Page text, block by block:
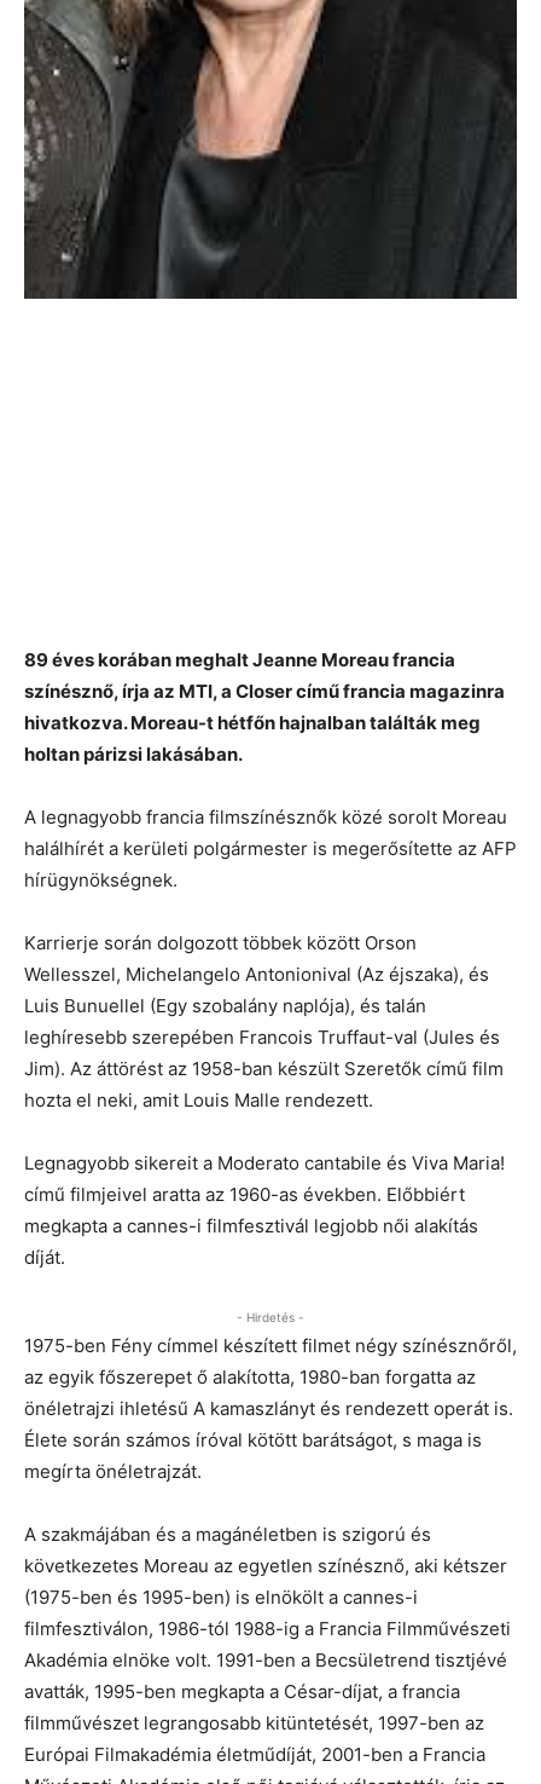
89 éves korában meghalt Jeanne Moreau francia
színésznő, írja az MTI, a Closer című francia magazinra
hivatkozva. Moreau-t hétfőn hajnalban találták meg
holtan párizsi lakásában.
A legnagyobb francia filmszínésznők közé sorolt Moreau
halálhírét a kerületi polgármester is megerősítette az AFP
hírügynökségnek.
Karrierje során dolgozott többek között Orson
Wellesszel, Michelangelo Antonionival (Az éjszaka), és
Luis Bunuellel (Egy szobalány naplója), és talán
leghíresebb szerepében Francois Truffaut-val (Jules és
Jim). Az áttörést az 1958-ban készült Szeretők című film
hozta el neki, amit Louis Malle rendezett.
Legnagyobb sikereit a Moderato cantabile és Viva Maria!
című filmjeivel aratta az 1960-as években. Előbbiért
megkapta a cannes-i filmfesztivál legjobb női alakítás
díját.
- Hirdetés -
1975-ben Fény címmel készített filmet négy színésznőről,
az egyik főszerepet ő alakította, 1980-ban forgatta az
önéletrajzi ihletésű A kamaszlányt és rendezett operát is.
Élete során számos íróval kötött barátságot, s maga is
megírta önéletrajzát.
A szakmájában és a magánéletben is szigorú és
következetes Moreau az egyetlen színésznő, aki kétszer
(1975-ben és 1995-ben) is elnökölt a cannes-i
filmfesztiválon, 1986-tól 1988-ig a Francia Filmművészeti
Akadémia elnöke volt. 1991-ben a Becsületrend tisztjévé
avatták, 1995-ben megkapta a César-díjat, a francia
filmművészet legrangosabb kitüntetését, 1997-ben az
Európai Filmakadémia életműdíját, 2001-ben a Francia